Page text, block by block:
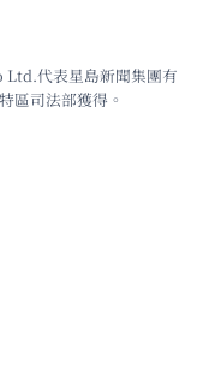
Ltd.代表星島新聞集團有
區司法部獲得。